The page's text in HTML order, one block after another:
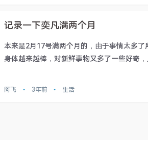
记录一下奕凡满两个月
本来是2月17号满两个月的，由于事情太多
身体越来越棒，对新鲜事物又多了一些好奇，
阿飞 • 3年前 • 生活